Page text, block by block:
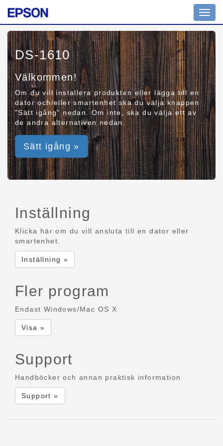
DS-1610
Välkommen!
Om du vill installera produkten eller lägga till en
dator och/eller smartenhet ska du välja knappen
"Sätt igång" nedan. Om inte, ska du välja ett av
de andra alternativen nedan.
Sätt igång »
Inställning
Klicka här om du vill ansluta till en dator eller
smartenhet.
Inställning »
Fler program
Endast Windows/Mac OS X
Visa »
Support
Handböcker och annan praktisk information
Support »